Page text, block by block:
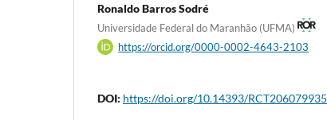
Ronaldo Barros Sodré
Universidade Federal do Maranhão (UFMA)
https://orcid.org/0000-0002-4643-2103
DOI: https://doi.org/10.14393/RCT206079935